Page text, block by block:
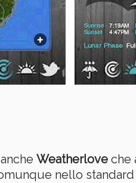
Weatherlove che
nello